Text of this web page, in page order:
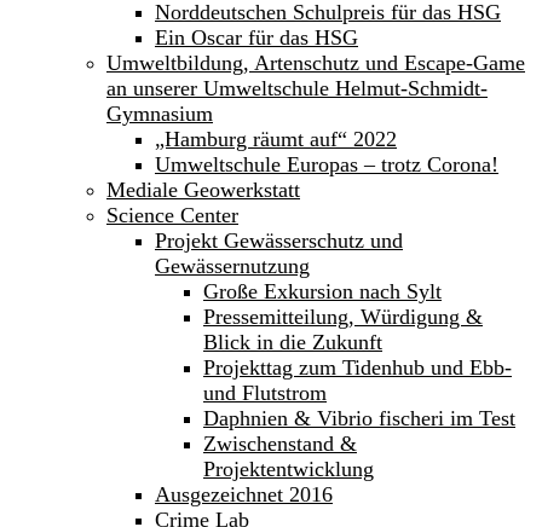
Norddeutschen Schulpreis für das HSG
Ein Oscar für das HSG
Umweltbildung, Artenschutz und Escape-Game
an unserer Umweltschule Helmut-Schmidt-
Gymnasium
„Hamburg räumt auf“ 2022
Umweltschule Europas – trotz Corona!
Mediale Geowerkstatt
Science Center
Projekt Gewässerschutz und
Gewässernutzung
Große Exkursion nach Sylt
Pressemitteilung, Würdigung &
Blick in die Zukunft
Projekttag zum Tidenhub und Ebb-
und Flutstrom
Daphnien & Vibrio fischeri im Test
Zwischenstand &
Projektentwicklung
Ausgezeichnet 2016
Crime Lab